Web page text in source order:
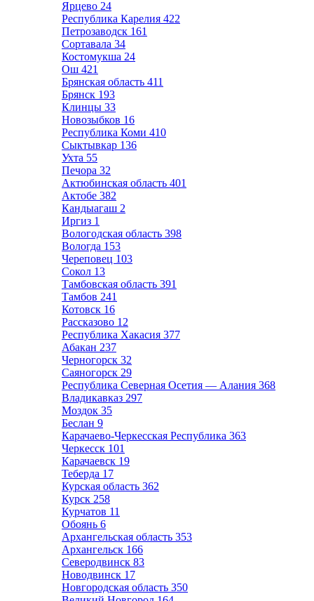
Ярцево 24
Республика Карелия 422
Петрозаводск 161
Сортавала 34
Костомукша 24
Ош 421
Брянская область 411
Брянск 193
Клинцы 33
Новозыбков 16
Республика Коми 410
Сыктывкар 136
Ухта 55
Печора 32
Актюбинская область 401
Актобе 382
Кандыагаш 2
Иргиз 1
Вологодская область 398
Вологда 153
Череповец 103
Сокол 13
Тамбовская область 391
Тамбов 241
Котовск 16
Рассказово 12
Республика Хакасия 377
Абакан 237
Черногорск 32
Саяногорск 29
Республика Северная Осетия — Алания 368
Владикавказ 297
Моздок 35
Беслан 9
Карачаево-Черкесская Республика 363
Черкесск 101
Карачаевск 19
Теберда 17
Курская область 362
Курск 258
Курчатов 11
Обоянь 6
Архангельская область 353
Архангельск 166
Северодвинск 83
Новодвинск 17
Новгородская область 350